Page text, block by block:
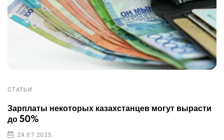
СТАТЬИ
Зарплаты некоторых казахстанцев могут вырасти
до 50%
29.07.2025